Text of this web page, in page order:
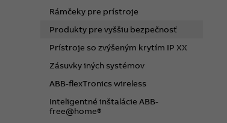
Rámčeky pre prístroje
Produkty pre vyššiu bezpečnosť
Prístroje so zvýšeným krytím IP XX
Zásuvky iných systémov
ABB-flexTronics wireless
Inteligentné inštalácie ABB-
free@home®